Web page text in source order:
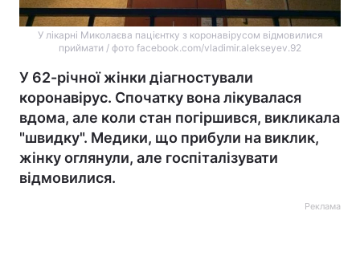
У лікарні Миколаєва пацієнтку з коронавірусом відмовилися
приймати / фото facebook.com/vladimir.alekseyev.92
У 62-річної жінки діагностували
коронавірус. Спочатку вона лікувалася
вдома, але коли стан погіршився, викликала
"швидку". Медики, що прибули на виклик,
жінку оглянули, але госпіталізувати
відмовилися.
Реклама